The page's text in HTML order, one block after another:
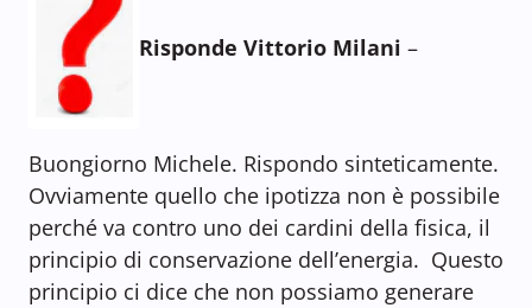
Risponde Vittorio Milani –
Buongiorno Michele. Rispondo sinteticamente.
Ovviamente quello che ipotizza non è possibile
perché va contro uno dei cardini della fisica, il
principio di conservazione dell’energia. Questo
principio ci dice che non possiamo generare